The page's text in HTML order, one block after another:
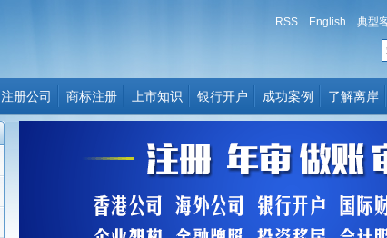
RSS English 典型
注册公司 商标注册 上市知识 银行开户 成功案例 了解离岸